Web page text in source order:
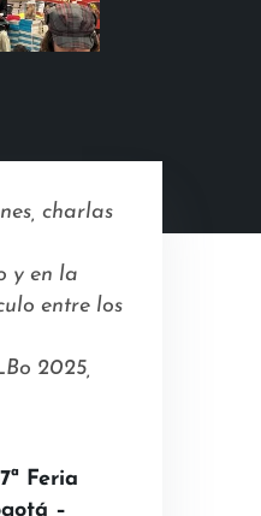
charlas
y en la
entre los
2025,
Feria
–